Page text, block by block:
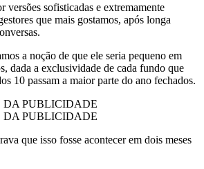
versões sofisticadas e extremamente
que mais gostamos, após longa
a noção de que ele seria pequeno em
dada a exclusividade de cada fundo que
10 passam a maior parte do ano fechados.
DA PUBLICIDADE
DA PUBLICIDADE
que isso fosse acontecer em dois meses